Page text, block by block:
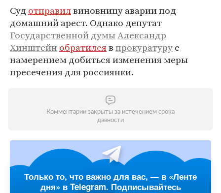
Суд отправилвиновницу аварии под
домашний арест. Однако депутат
Государственной думыАлександр
Хинштейн обратилсявпрокуратурус
намерением добиться изменения меры
пресечения для россиянки.
Комментарии закрыты за истечением срока
давности
Только то, что важно для вас, — в «Ленте
дня» в Telegram. Подписывайтесь